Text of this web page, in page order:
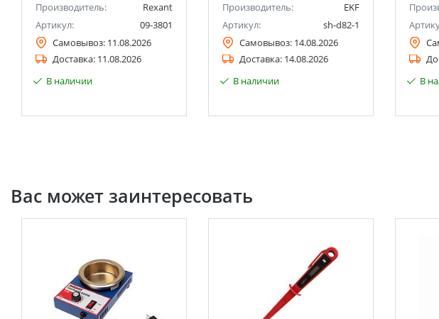
Производитель:
Rexant
Артикул:
09-3801
Самовывоз: 11.08.2026
Доставка: 11.08.2026
В наличии
Производитель:
EKF
Артикул:
sh-d82-1
Самовывоз: 14.08.2026
Доставка: 14.08.2026
В наличии
В
Вас может заинтересовать